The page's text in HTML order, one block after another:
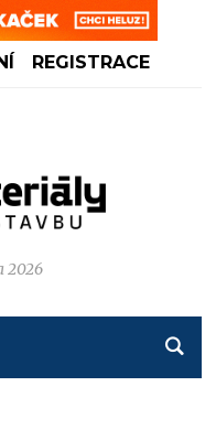
REGISTRACE
2026